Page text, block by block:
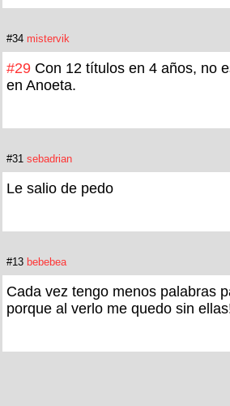
#34 mistervik
#29 Con 12 títulos en 4 años, no
en Anoeta.
#31 sebadrian
Le salio de pedo
#13 bebebea
Cada vez tengo menos palabras
porque al verlo me quedo sin